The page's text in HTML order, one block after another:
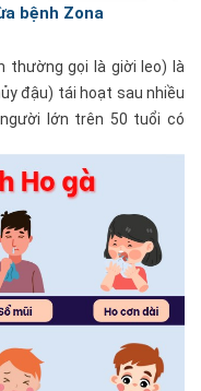
bệnh Zona
thường gọi là giời leo) là
đậu) tái hoạt sau nhiều
lớn trên 50 tuổi có